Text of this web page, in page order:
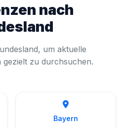
nach
um aktuelle
gezielt zu durchsuchen.
Bayern